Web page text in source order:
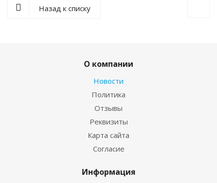
Назад к списку
О компании
Новости
Политика
Отзывы
Реквизиты
Карта сайта
Согласие
Информация